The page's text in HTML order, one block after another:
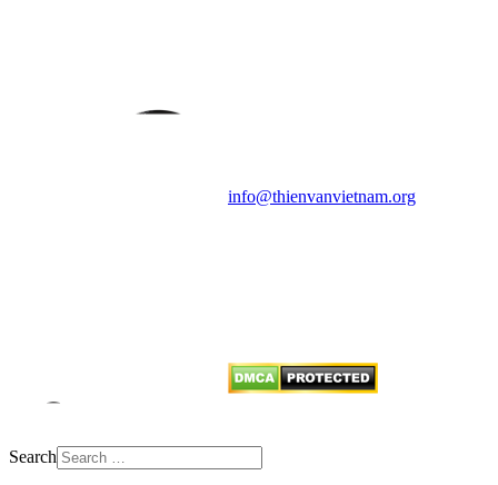
info@thienvanvietnam.org
Search